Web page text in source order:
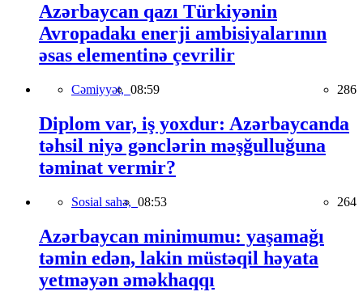
Azərbaycan qazı Türkiyənin
Avropadakı enerji ambisiyalarının
əsas elementinə çevrilir
Cəmiyyət, 08:59 286
Diplom var, iş yoxdur: Azərbaycanda
təhsil niyə gənclərin məşğulluğuna
təminat vermir?
Sosial sahə, 08:53 264
Azərbaycan minimumu: yaşamağı
təmin edən, lakin müstəqil həyata
yetməyən əməkhaqqı